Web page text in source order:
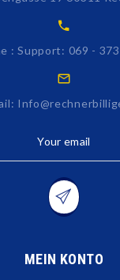
: Support: 069 -
Your email
MEIN KONTO